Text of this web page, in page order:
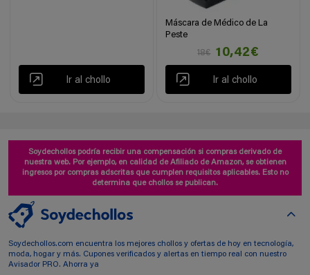
Ir al chollo
Máscara de Médico de La
Peste
18€
10,42€
Ir al chollo
Soydechollos podría recibir una compensación si compras derivado de
nuestra web. Por ejemplo, en calidad de Afiliado de Amazon, se obtienen
ingresos por compras adscritas que cumplen requisitos aplicables. Esto no
determina que chollos se publican.
Soydechollos.com encuentra los mejores chollos y ofertas de hoy en tecnología,
moda, hogar y más. Cupones verificados y alertas en tiempo real con nuestro
Avisador PRO. Ahorra ya